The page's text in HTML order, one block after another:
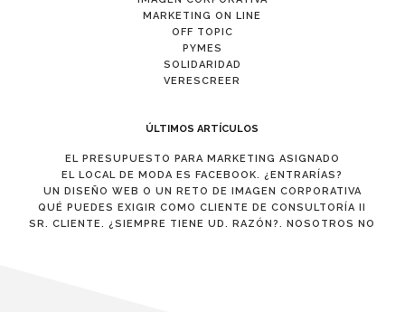
MARKETING ON LINE
OFF TOPIC
PYMES
SOLIDARIDAD
VERESCREER
ÚLTIMOS ARTÍCULOS
EL PRESUPUESTO PARA MARKETING ASIGNADO
EL LOCAL DE MODA ES FACEBOOK. ¿ENTRARÍAS?
UN DISEÑO WEB O UN RETO DE IMAGEN CORPORATIVA
QUÉ PUEDES EXIGIR COMO CLIENTE DE CONSULTORÍA II
SR. CLIENTE. ¿SIEMPRE TIENE UD. RAZÓN?. NOSOTROS NO